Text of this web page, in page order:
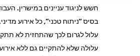
חשש לניגוד עניינים במישרין.
בסיס “ניתוח טכני”, כל אירוע
עלול לגרום לכך שהתחזית לא
עלולה שלא להתקיים גם ללא